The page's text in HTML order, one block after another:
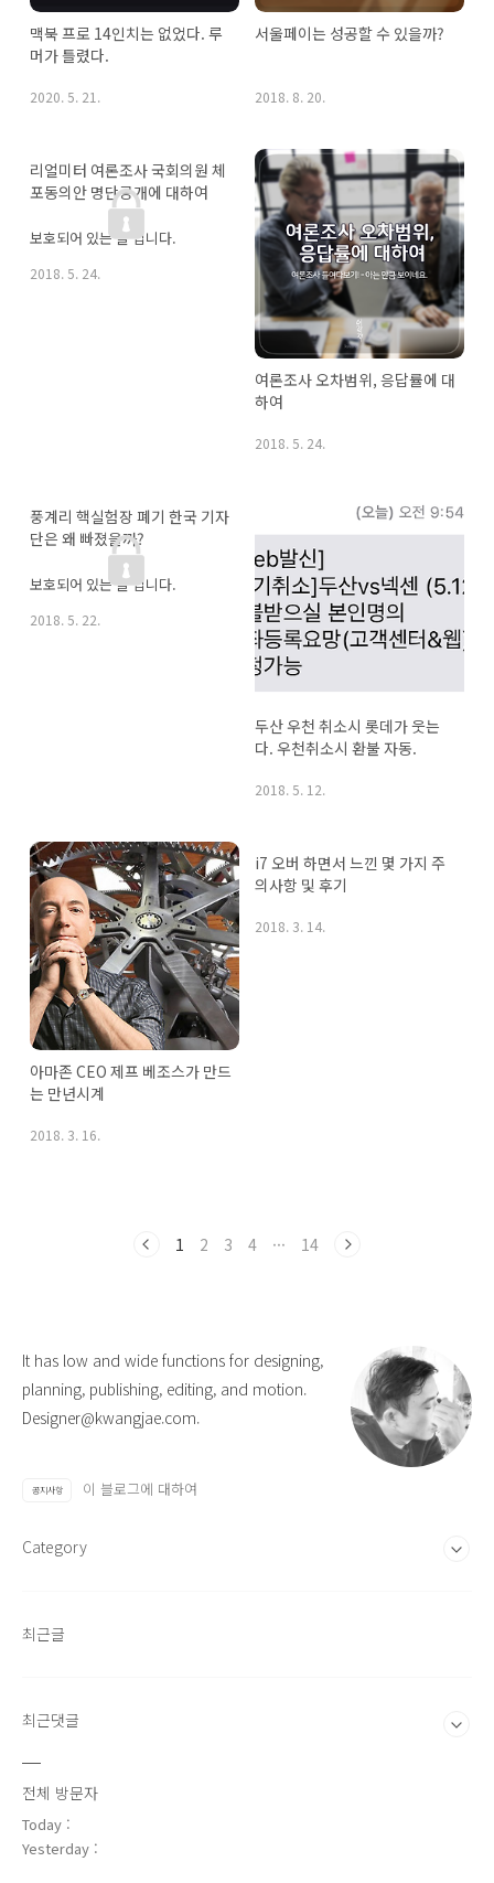
맥북 프로 14인치는 없었다. 루
머가 틀렸다.
2020. 5. 21.
서울페이는 성공할 수 있을까?
2018. 8. 20.
리얼미터 여론조사 국회의원 체
포동의안 명단공개에 대하여
보호되어 있는 글 입니다.
2018. 5. 24.
여론조사 오차범위, 응답률에 대
하여
2018. 5. 24.
풍계리 핵실험장 폐기 한국 기자
단은 왜 빠졌을까?
보호되어 있는 글 입니다.
2018. 5. 22.
두산 우천 취소시 롯데가 웃는
다. 우천취소시 환불 자동.
2018. 5. 12.
아마존 CEO 제프 베조스가 만드
는 만년시계
2018. 3. 16.
i7 오버 하면서 느낀 몇 가지 주
의사항 및 후기
2018. 3. 14.
1 2 3 4 ··· 14
It has low and wide functions for designing,
planning, publishing, editing, and motion.
Designer@kwangjae.com.
공지사항 이 블로그에 대하여
Category
최근글
최근댓글
전체 방문자
Today :
Yesterday :